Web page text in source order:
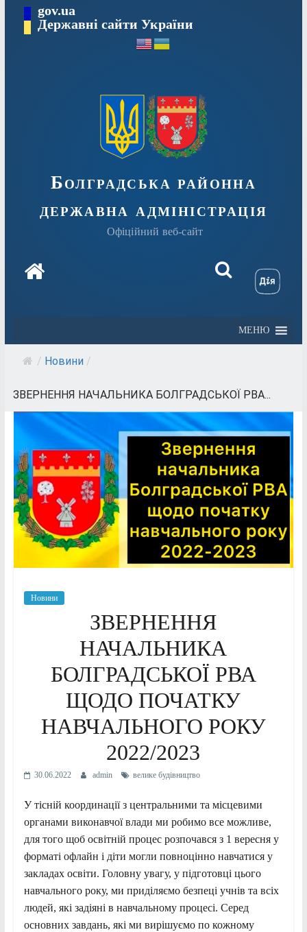
Перейтиgov.ua
Державні сайти України
Болградська районна
державна адміністрація
Офіційний веб-сайт
МЕНЮ
/ Новини /
ЗВЕРНЕННЯ НАЧАЛЬНИКА БОЛГРАДСЬКОЇ РВА...
Новини
ЗВЕРНЕННЯ
НАЧАЛЬНИКА
БОЛГРАДСЬКОЇ РВА
ЩОДО ПОЧАТКУ
НАВЧАЛЬНОГО РОКУ
2022/2023
30.06.2022 admin велике будівництво
У тісній координації з центральними та місцевими
органами виконавчої влади ми робимо все можливе,
для того щоб освітній процес розпочався з 1 вересня у
форматі офлайн і діти могли повноцінно навчатися у
закладах освіти. Головну увагу, у підготовці цього
навчального року, ми приділяємо безпеці учнів та всіх
людей, які задіяні в навчальному процесі. Серед
основних завдань, які ми вирішуємо по кожному